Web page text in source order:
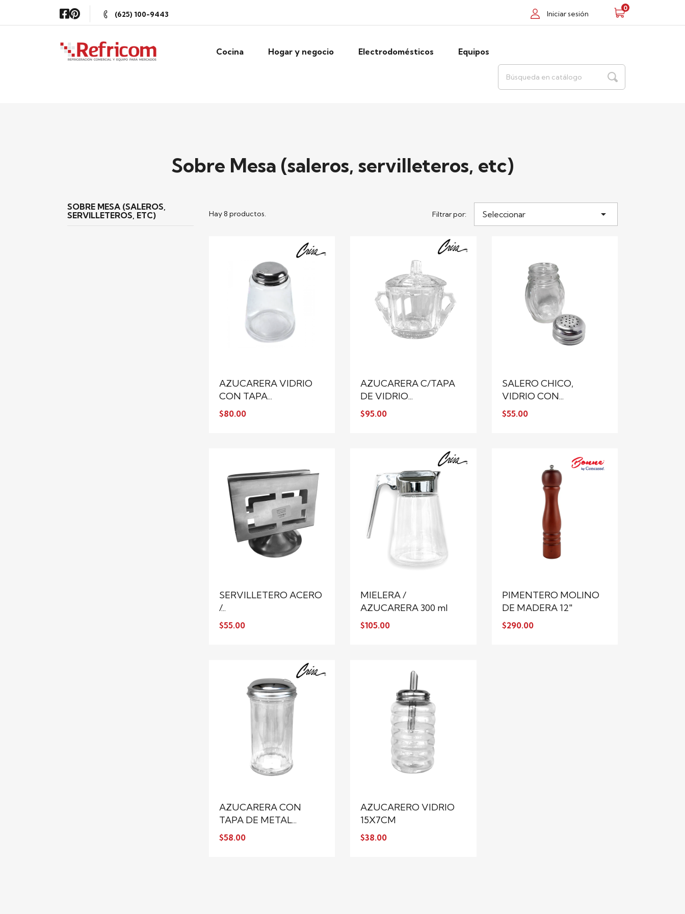
(625) 100-9443 Iniciar sesión
0
Cocina Hogar y negocio Electrodomésticos Equipos
Sobre Mesa (saleros, servilleteros, etc)
SOBRE MESA (SALEROS,
SERVILLETEROS, ETC)
Hay 8 productos. Filtrar por: Seleccionar 
AZUCARERA VIDRIO
CON TAPA...
$80.00
AZUCARERA C/TAPA
DE VIDRIO...
$95.00
SALERO CHICO,
VIDRIO CON...
$55.00
SERVILLETERO ACERO
/...
$55.00
MIELERA /
AZUCARERA 300 ml
$105.00
PIMENTERO MOLINO
DE MADERA 12"
$290.00
AZUCARERA CON
TAPA DE METAL...
$58.00
AZUCARERO VIDRIO
15X7CM
$38.00